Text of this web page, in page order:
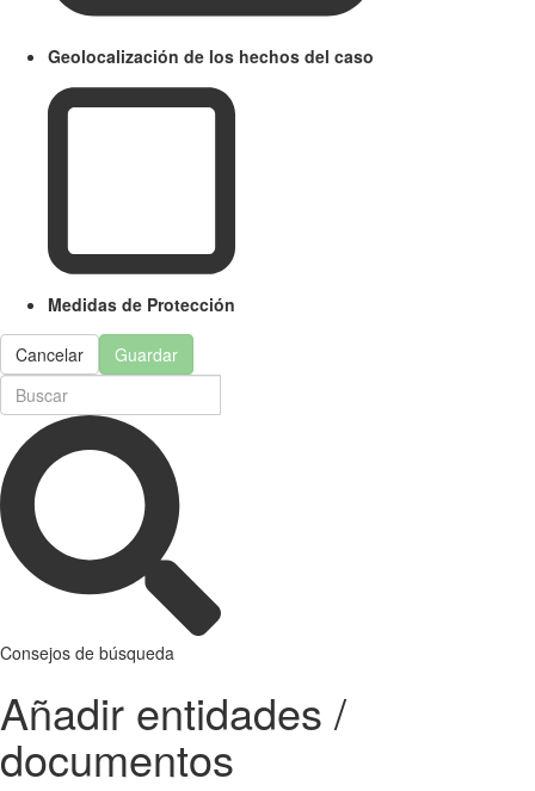
Geolocalización de los hechos del caso
Medidas de Protección
Cancelar Guardar
Consejos de búsqueda
Añadir entidades /
documentos